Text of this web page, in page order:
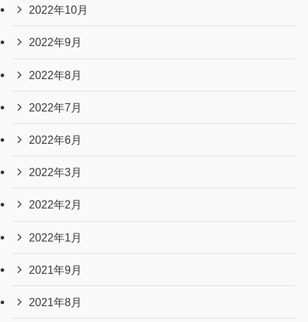
2022年10月
2022年9月
2022年8月
2022年7月
2022年6月
2022年3月
2022年2月
2022年1月
2021年9月
2021年8月